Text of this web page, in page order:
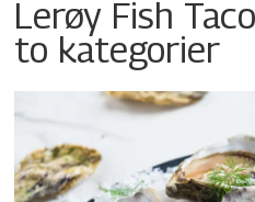
Lerøy Fish
to kategorier